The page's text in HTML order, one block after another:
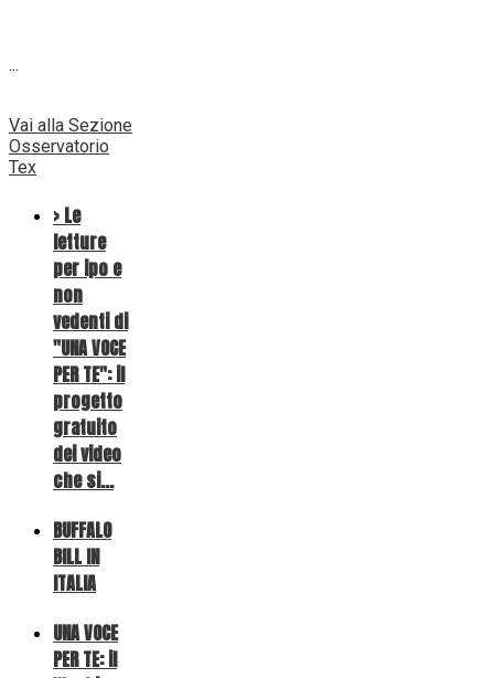
...
Vai alla Sezione
Osservatorio
Tex
> Le
letture
per ipo e
non
vedenti di
"UNA VOCE
PER TE": il
progetto
gratuito
dei video
che si…
BUFFALO
BILL IN
ITALIA
UNA VOCE
PER TE: il